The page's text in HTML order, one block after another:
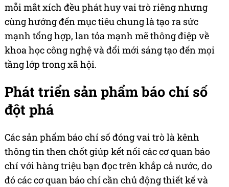
mỗi mắt xích đều phát huy vai trò riêng nhưng
cùng hướng đến mục tiêu chung là tạo ra sức
mạnh tổng hợp, lan tỏa mạnh mẽ thông điệp về
khoa học công nghệ và đổi mới sáng tạo đến mọi
tầng lớp trong xã hội.
Phát triển sản phẩm báo chí số
đột phá
Các sản phẩm báo chí số đóng vai trò là kênh
thông tin then chốt giúp kết nối các cơ quan báo
chí với hàng triệu bạn đọc trên khắp cả nước, do
đó các cơ quan báo chí cần chủ động thiết kế và